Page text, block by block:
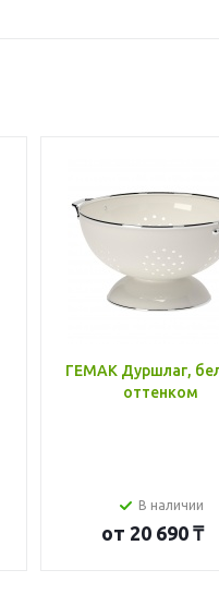
ГЕМАК Дуршлаг,
оттенком
В наличии
от 20 690 ₸